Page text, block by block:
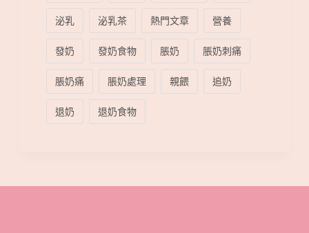
泌乳
泌乳茶 熱門文章
營養
發奶
發奶食物 脹奶
脹奶刺痛
脹奶痛
脹奶處理 親餵
追奶
退奶
退奶食物